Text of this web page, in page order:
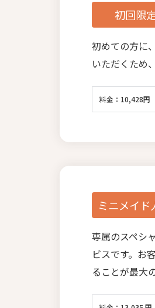
初回限
初めての方に
いただくため
料金：10,428円
ミニメイド
専属のスペシ
ビスです。お
ることが最大